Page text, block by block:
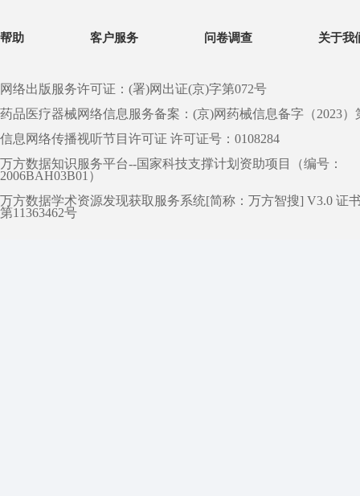
帮助 客户服务 问卷调查 关于我
网络出版服务许可证：(署)网出证(京)字第072号
药品医疗器械网络信息服务备案：(京)网药械信息备字（2023）
信息网络传播视听节目许可证 许可证号：0108284
万方数据知识服务平台--国家科技支撑计划资助项目（编号：
2006BAH03B01）
万方数据学术资源发现获取服务系统[简称：万方智搜] V3.0 证
第11363462号